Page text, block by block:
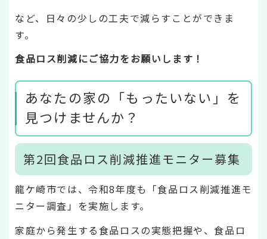
など、日々の少しの工夫で減らすことができま
す。
食品ロス削減にご協力をお願いします！
あなたの家の「もったいない」を
見つけませんか？
第2回食品ロス削減推進モニター募集
龍ケ崎市では、令和8年度も「食品ロス削減推進モ
ニター調査」を実施します。
家庭から発生する食品ロスの実態把握や、食品ロ